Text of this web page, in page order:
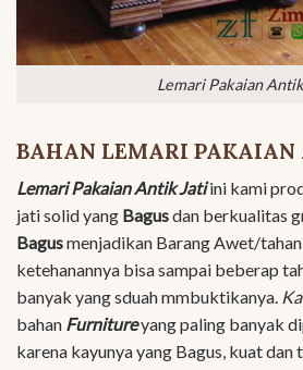
Lemari Pakaian
BAHAN LEMARI PAKAIAN
Lemari Pakaian Antik Jatiini kami
jati solid yang Bagusdan berkualitas
Bagusmenjadikan Barang Awet/
ketehanannya bisa sampai beberap
banyak yang sduah mmbuktikanya.
bahan Furnitureyang paling banyak
karena kayunya yang Bagus, kuat dan